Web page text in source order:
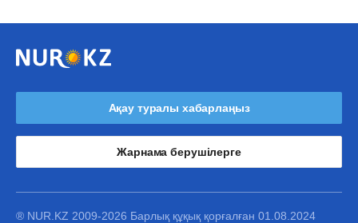
Ақау туралы хабарлаңыз
Жарнама берушілерге
® NUR.KZ 2009-2026 Барлық құқық қорғалған 01.08.2024